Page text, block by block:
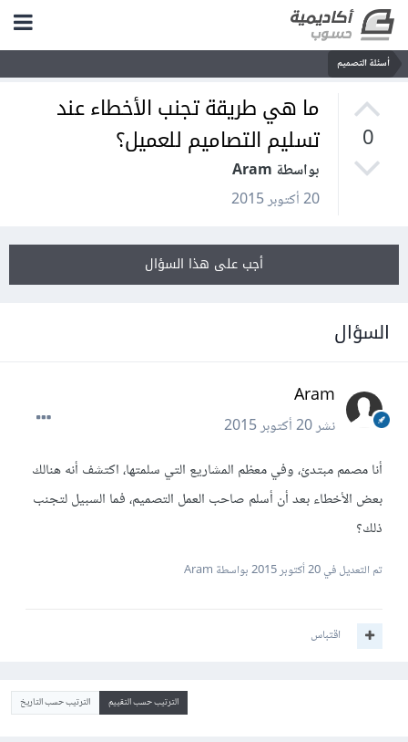
أسئلة التصميم
0
ما هي طريقة تجنب الأخطاء عند
تسليم التصاميم للعميل؟
بواسطة Aram
20 أكتوبر 2015
أجب على هذا السؤال
السؤال
Aram
نشر20 أكتوبر 2015
أنا مصمم مبتدئ، وفي معظم المشاريع التي سلمتها، اكتشف أنه هنالك
بعض الأخطاء بعد أن أسلم صاحب العمل التصميم، فما السبيل لتجنب
ذلك؟
تم التعديل في20 أكتوبر 2015 بواسطة Aram
اقتباس
الترتيب حسب التقييم الترتيب حسب التاريخ